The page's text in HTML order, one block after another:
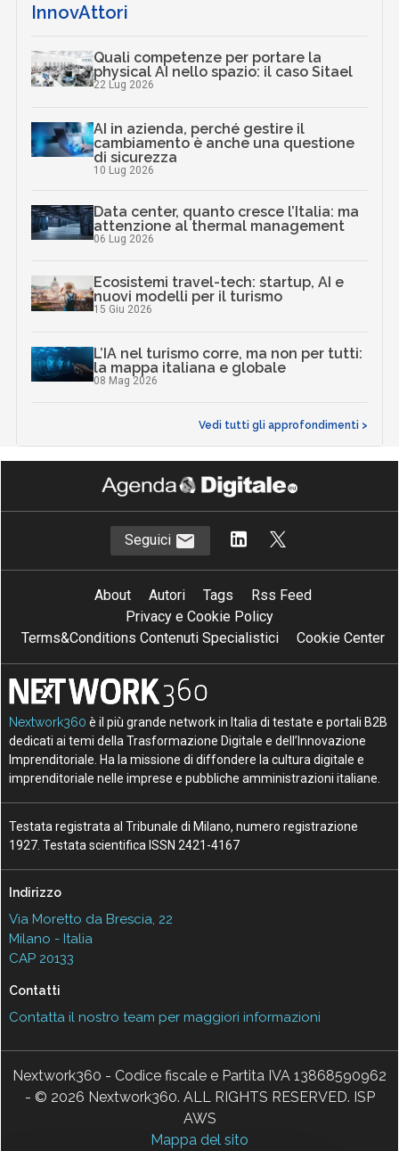
InnovAttori
Quali competenze per portare la
physical AI nello spazio: il caso Sitael
22 Lug 2026
AI in azienda, perché gestire il
cambiamento è anche una questione
di sicurezza
10 Lug 2026
Data center, quanto cresce l’Italia: ma
attenzione al thermal management
06 Lug 2026
Ecosistemi travel-tech: startup, AI e
nuovi modelli per il turismo
15 Giu 2026
L’IA nel turismo corre, ma non per tutti:
la mappa italiana e globale
08 Mag 2026
Vedi tutti gli approfondimenti >
Seguici
About Autori Tags
Rss Feed
Privacy e Cookie Policy
Terms&Conditions Contenuti Specialistici
Cookie Center
Nextwork360 è il più grande network in Italia di testate e portali B2B
dedicati ai temi della Trasformazione Digitale e dell’Innovazione
Imprenditoriale. Ha la missione di diffondere la cultura digitale e
imprenditoriale nelle imprese e pubbliche amministrazioni italiane.
Testata registrata al Tribunale di Milano, numero registrazione
1927. Testata scientifica ISSN 2421-4167
Indirizzo
Via Moretto da Brescia, 22
Milano - Italia
CAP 20133
Contatti
Contatta il nostro team per maggiori informazioni
Nextwork360 - Codice fiscale e Partita IVA 13868590962
- © 2026 Nextwork360. ALL RIGHTS RESERVED. ISP
AWS
Mappa del sito